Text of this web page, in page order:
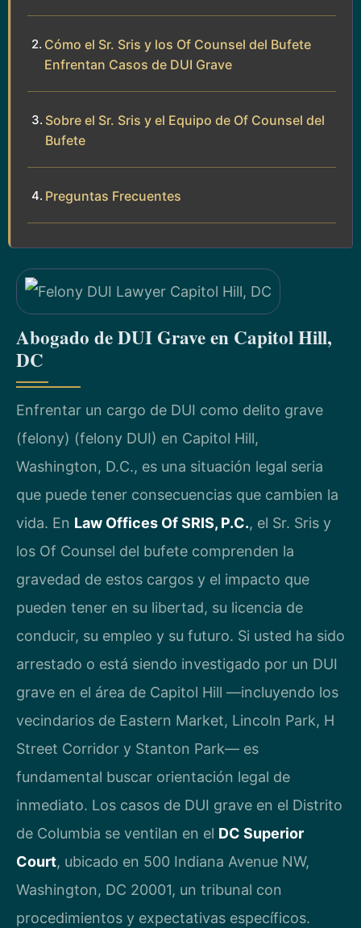
Cómo el Sr. Sris y los Of Counsel del Bufete
Enfrentan Casos de DUI Grave
Sobre el Sr. Sris y el Equipo de Of Counsel del
Bufete
Preguntas Frecuentes
Abogado de DUI Grave en Capitol Hill,
DC
Enfrentar un cargo de DUI como delito grave
(felony) (felony DUI) en Capitol Hill,
Washington, D.C., es una situación legal seria
que puede tener consecuencias que cambien la
vida. En Law Offices Of SRIS, P.C., el Sr. Sris y
los Of Counsel del bufete comprenden la
gravedad de estos cargos y el impacto que
pueden tener en su libertad, su licencia de
conducir, su empleo y su futuro. Si usted ha sido
arrestado o está siendo investigado por un DUI
grave en el área de Capitol Hill —incluyendo los
vecindarios de Eastern Market, Lincoln Park, H
Street Corridor y Stanton Park— es
fundamental buscar orientación legal de
inmediato. Los casos de DUI grave en el Distrito
de Columbia se ventilan en el DC Superior
Court, ubicado en 500 Indiana Avenue NW,
Washington, DC 20001, un tribunal con
procedimientos y expectativas específicos.